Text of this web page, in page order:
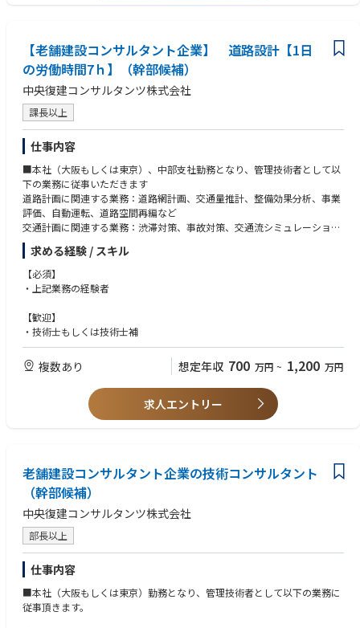
ダム監視制御処理設備・テレメータ・河川ポンプ、ゲート維持管理計
画
3)BIM/CIM活⽤による設備設計
 中央復建は建コン業界の中でも先駆的にBIM/CIMを活⽤
 国⼟交通省(本省他)、NEXCOのＣＩＭ活⽤研究業務に参画
 ＣＩＭ活⽤によるトンネル設備設計の⾼度化の⼀環としてCCTVカメラの
⾒え⽅や設備配置の確認に活⽤
・ 新技術開発の取り組み︓研究・製品開発（蓄光式誘導表⽰板の開発：電
源不要で発光する新たな誘導表⽰板をメーカー共同開発し、NETIS登録）
【老舗建設コンサルタント企業】 道路設計【1日
の労働時間7ｈ】（幹部候補）
中央復建コンサルタンツ株式会社
課長以上
仕事内容
■本社（大阪もしくは東京）、中部支社勤務となり、管理技術者として以
下の業務に従事いただきます
道路計画に関連する業務：道路網計画、交通量推計、整備効果分析、事業
評価、自動運転、道路空間再編など
交通計画に関連する業務：渋滞対策、事故対策、交通流シミュレーション
（ミクロ・マクロ）
道路設計に関連する業務：道路設計、交差点設計、一般構造物設計、自転
車・歩行者空間計画、渋滞対策、交通事故対策、道路事業監理など
【具体的には】
に必要なソフトからハードまで建設コンサルタント業務全般
プロポーザル等の提案書作成から受注業務のプロジェクト管理（担当技術
特に、以下に示す技術分野についてコンサルティングを主導して頂きま
す。
１．道路計画に関連する業務
・道路網計画、交通量推計、整備効果分析、事業評価、自動運転、道
・渋滞対策、事故対策、交通流シミュレーション（ミクロ・マクロ）
など、交通計画に関する提案・計画
３．道路設計に関連する業務
・道路設計、交差点設計、一般構造物設計、自転車・歩行者空間計
画、渋滞対策、交通事故対策、道路事業監理など、道路概略設計から詳細
設計の提案・実施
４．道路構造物に関連する業務
・切土・盛土に関する計画・設計、道路擁壁に関する計画・設計な
求める経験 / スキル
【必須】
・上記業務の経験者
【歓迎】
・技術士もしくは技術士補
複数あり 想定年収 700 万円 ~ 1,200 万円
求人エントリー
老舗建設コンサルタント企業の技術コンサルタント
（幹部候補）
中央復建コンサルタンツ株式会社
部長以上
仕事内容
■本社（大阪もしくは東京）勤務となり、管理技術者として以下の業務に
従事頂きます。